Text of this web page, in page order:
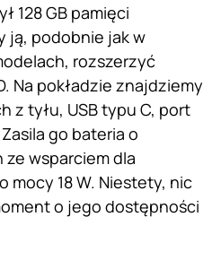
128 GB pamięci
ją, podobnie jak w
rozszerzyć
Na pokładzie znajdziemy
z tyłu, USB typu C, port
go bateria o
wsparciem dla
mocy 18 W. Niestety, nic
o jego dostępności